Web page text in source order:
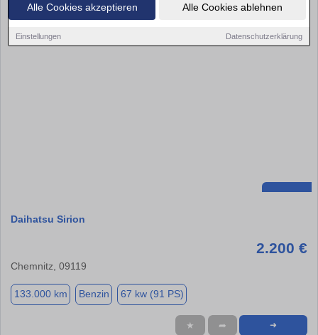
Alle Cookies akzeptieren Alle Cookies ablehnen
Einstellungen Datenschutzerklärung
Daihatsu Sirion
2.200 €
Chemnitz, 09119
133.000 km Benzin 67 kw (91 PS)
★ ➦ ➜